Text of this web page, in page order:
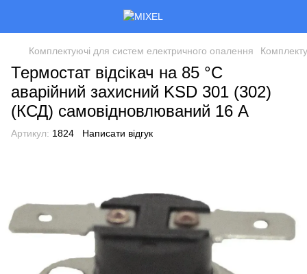
Комплектуючі для систем електричного опалення
Термостат відсікач на 85 °C
аварійний захисний KSD 301 (302)
(КСД) самовідновлюваний 16 А
Артикул: 1824 Написати відгук